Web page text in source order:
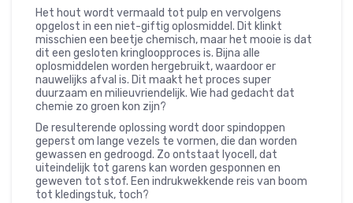
Het hout wordt vermaald tot pulp en vervolgens
opgelost in een niet-giftig oplosmiddel. Dit klinkt
misschien een beetje chemisch, maar het mooie is dat
dit een gesloten kringloopproces is. Bijna alle
oplosmiddelen worden hergebruikt, waardoor er
nauwelijks afval is. Dit maakt het proces super
duurzaam en milieuvriendelijk. Wie had gedacht dat
chemie zo groen kon zijn?
De resulterende oplossing wordt door spindoppen
geperst om lange vezels te vormen, die dan worden
gewassen en gedroogd. Zo ontstaat lyocell, dat
uiteindelijk tot garens kan worden gesponnen en
geweven tot stof. Een indrukwekkende reis van boom
tot kledingstuk, toch?